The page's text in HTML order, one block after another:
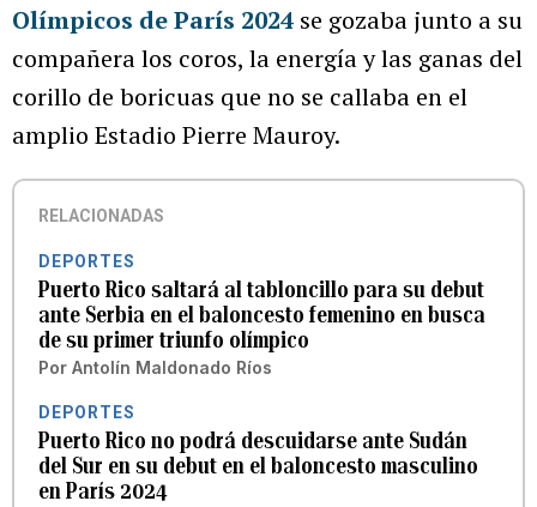
Olímpicos de París 2024 se gozaba junto a su
compañera los coros, la energía y las ganas del
corillo de boricuas que no se callaba en el
amplio Estadio Pierre Mauroy.
RELACIONADAS
DEPORTES
Puerto Rico saltará al tabloncillo para su debut
ante Serbia en el baloncesto femenino en busca
de su primer triunfo olímpico
Por Antolín Maldonado Ríos
DEPORTES
Puerto Rico no podrá descuidarse ante Sudán
del Sur en su debut en el baloncesto masculino
en París 2024